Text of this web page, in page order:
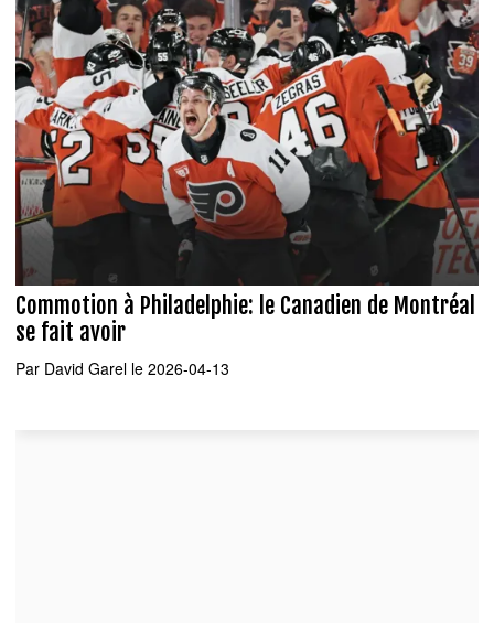
Commotion à Philadelphie: le Canadien de Montréal
se fait avoir
Par David Garel le 2026-04-13